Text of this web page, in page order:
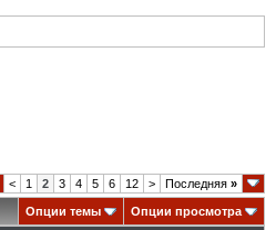
< 1 2 3 4 5 6 12 > Последняя »
Опции темы
Опции просмотра